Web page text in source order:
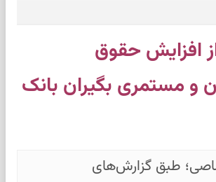
افزایش حقوق
و مستمری بگیران بانک
طبق گزارش‌های